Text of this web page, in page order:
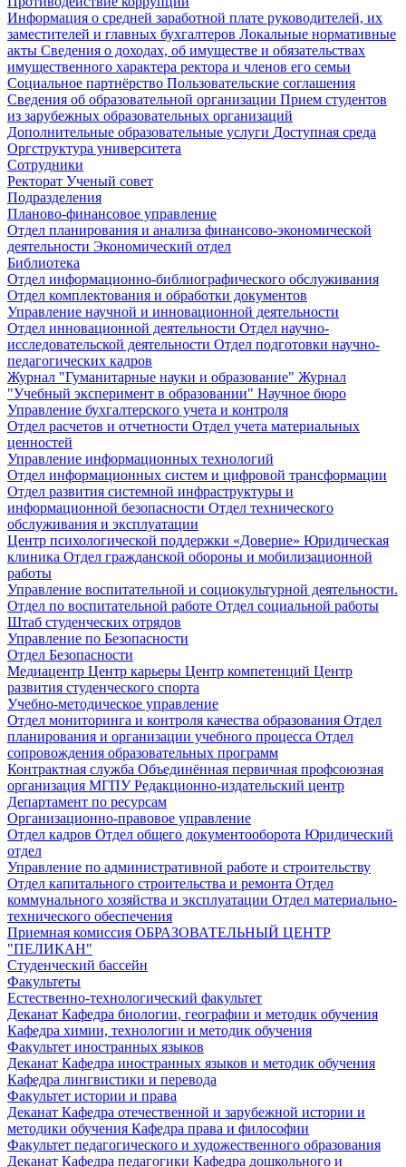
Информация о средней заработной плате руководителей, их
заместителей и главных бухгалтеров Локальные нормативные
акты Сведения о доходах, об имуществе и обязательствах
имущественного характера ректора и членов его семьи
Социальное партнёрство Пользовательские соглашения
Сведения об образовательной организации Прием студентов
из зарубежных образовательных организаций
Дополнительные образовательные услуги Доступная среда
Оргструктура университета
Сотрудники
Ректорат Ученый совет
Подразделения
Планово-финансовое управление
Отдел планирования и анализа финансово-экономической
деятельности Экономический отдел
Библиотека
Отдел информационно-библиографического обслуживания
Отдел комплектования и обработки документов
Управление научной и инновационной деятельности
Отдел инновационной деятельности Отдел научно-
исследовательской деятельности Отдел подготовки научно-
педагогических кадров
Журнал "Гуманитарные науки и образование" Журнал
"Учебный эксперимент в образовании" Научное бюро
Управление бухгалтерского учета и контроля
Отдел расчетов и отчетности Отдел учета материальных
ценностей
Управление информационных технологий
Отдел информационных систем и цифровой трансформации
Отдел развития системной инфраструктуры и
информационной безопасности Отдел технического
обслуживания и эксплуатации
Центр психологической поддержки «Доверие» Юридическая
клиника Отдел гражданской обороны и мобилизационной
работы
Управление воспитательной и социокультурной деятельности.
Отдел по воспитательной работе Отдел социальной работы
Штаб студенческих отрядов
Управление по Безопасности
Отдел Безопасности
Медиацентр Центр карьеры Центр компетенций Центр
развития студенческого спорта
Учебно-методическое управление
Отдел мониторинга и контроля качества образования Отдел
планирования и организации учебного процесса Отдел
сопровождения образовательных программ
Контрактная служба Объединённая первичная профсоюзная
организация МГПУРедакционно-издательский центр
Департамент по ресурсам
Организационно-правовое управление
Отдел кадров Отдел общего документооборота Юридический
отдел
Управление по административной работе и строительству
Отдел капитального строительства и ремонта Отдел
коммунального хозяйства и эксплуатации Отдел материально-
технического обеспечения
Приемная комиссия ОБРАЗОВАТЕЛЬНЫЙ ЦЕНТР
"ПЕЛИКАН"
Студенческий бассейн
Факультеты
Естественно-технологический факультет
Деканат Кафедра биологии, географии и методик обучения
Кафедра химии, технологии и методик обучения
Факультет иностранных языков
Деканат Кафедра иностранных языков и методик обучения
Кафедра лингвистики и перевода
Факультет истории и права
Деканат Кафедра отечественной и зарубежной истории и
методики обучения Кафедра права и философии
Факультет педагогического и художественного образования
Деканат Кафедра педагогики Кафедра дошкольного и